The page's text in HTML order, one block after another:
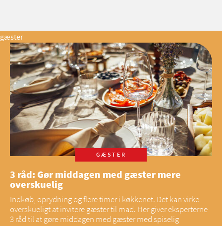
gæster
GÆSTER
3 råd: Gør middagen med gæster mere
overskuelig
Indkøb, oprydning og flere timer i køkkenet. Det kan virke
overskueligt at invitere gæster til mad. Her giver eksperterne
3 råd til at gøre middagen med gæster med spiselig